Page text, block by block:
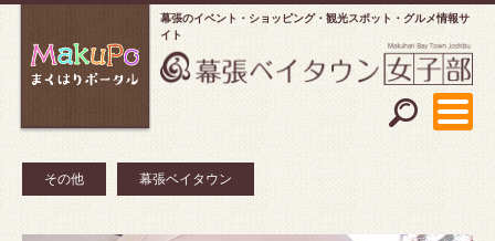
幕張のイベント・ショッピング
観光スポット・グルメ情報サ
イト
その他 幕張ベイタウン